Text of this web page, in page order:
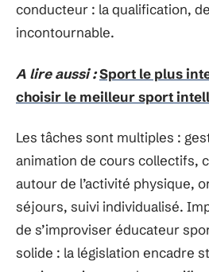
conducteur : la qualification,
incontournable.
A lire aussi :Sport le plus
choisir le meilleur sport
Les tâches sont multiples :
animation de cours collectifs,
autour de l’activité physique,
séjours, suivi individualisé.
de s’improviser éducateur
solide : la législation encadre